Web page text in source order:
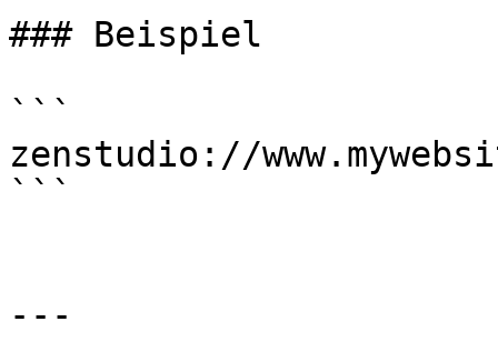
### Beispiel
```
zenstudio://
```
---